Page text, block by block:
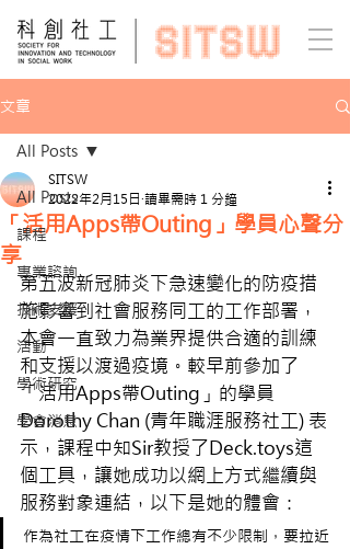
文章
All Posts
課程
專業諮詢
技術支援
活動
學術研究
學會消息
All Posts
「活用Apps帶Outing」學員心聲分
享
SITSW
2022年2月15日 讀畢需時 1 分鐘
第五波新冠肺炎下急速變化的防疫措
施影響到社會服務同工的工作部署，
本會一直致力為業界提供合適的訓練
和支援以渡過疫境。較早前參加了
「活用Apps帶Outing」的學員
Dorothy Chan (青年職涯服務社工) 表
示，課程中知Sir教授了Deck.toys這
個工具，讓她成功以網上方式繼續與
服務對象連結，以下是她的體會：
作為社工在疫情下工作總有不少限制，要拉近